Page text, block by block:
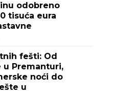
odobreno
tisuća eura
fešti: Od
u Premanturi,
noći do
u